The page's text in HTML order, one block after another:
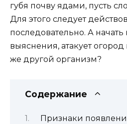
губя почву ядами, пусть
Для этого следует
последовательно. А
выяснения, атакует
же другой организм?
Содержание
Признаки